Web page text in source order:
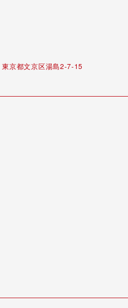
東京都文京区湯島2-7-15